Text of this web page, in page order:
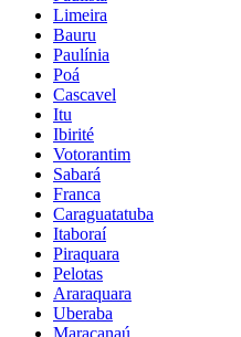
Limeira
Bauru
Paulínia
Poá
Cascavel
Itu
Ibirité
Votorantim
Sabará
Franca
Caraguatatuba
Itaboraí
Piraquara
Pelotas
Araraquara
Uberaba